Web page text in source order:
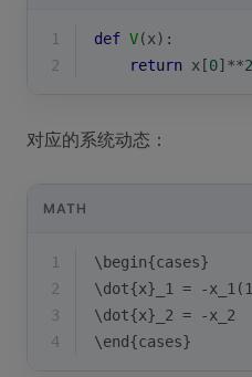
1 def V(x):
2
return x[0]**2
对应的系统动态：
MATH
1
\begin{cases}
2
\dot{x}_1 = -
3
\dot{x}_2 = -x_2
4
\end{cases}